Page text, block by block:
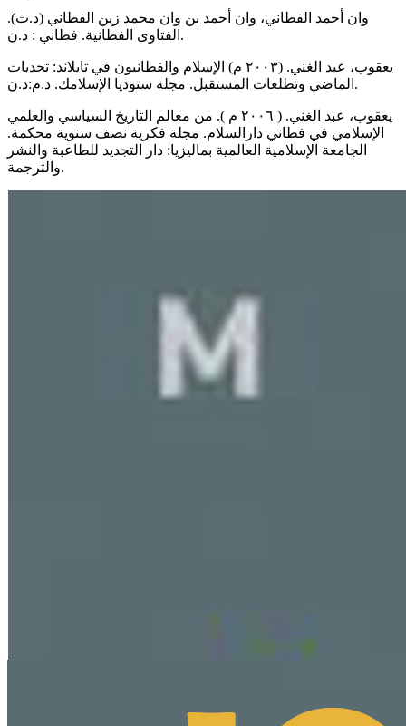
وان أحمد الفطاني، وان أحمد بن وان محمد زين الفطاني (د.ت).
الفتاوى الفطانية. فطاني : د.ن.
يعقوب، عبد الغني. (۲۰۰۳ م) الإسلام والفطانيون في تايلاند: تحديات
الماضي وتطلعات المستقبل. مجلة ستوديا الإسلامك. د.م:د.ن.
يعقوب، عبد الغني. ( ٢٠٠٦ م ). من معالم التاريخ السياسي والعلمي
الإسلامي في فطاني دارالسلام. مجلة فكرية نصف سنوية محكمة.
الجامعة الإسلامية العالمية بماليزيا: دار التجديد للطاعبة والنشر
والترجمة.